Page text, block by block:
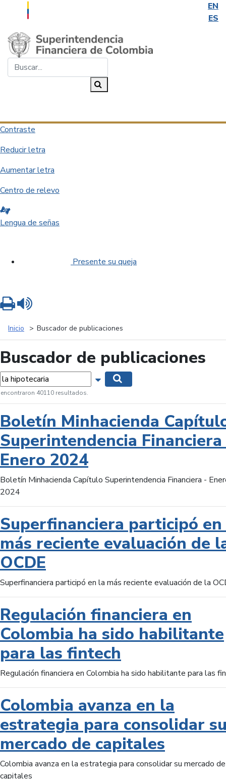
EN
ES
Saltar al contenido principal
Contraste
Reducir letra
Aumentar letra
Centro de relevo
Lengua de señas
Presente su queja
Inicio Buscador de publicaciones
Buscador de publicaciones
Mostrar opciones de búsqueda
encontraron 40110 resultados.
Boletín Minhacienda
Superintendencia
Enero 2024
Boletín Minhacienda Capítulo Superintendencia Financiera -
2024
Superfinanciera participó
más reciente evaluación de
OCDE
Superfinanciera participó en la más reciente evaluación de la
Regulación financiera en
Colombia ha sido habilitante
para las fintech
Regulación financiera en Colombia ha sido habilitante para las
Colombia avanza en la
estrategia para consolidar
mercado de capitales
Colombia avanza en la estrategia para consolidar su mercado de
capitales
Imprimir